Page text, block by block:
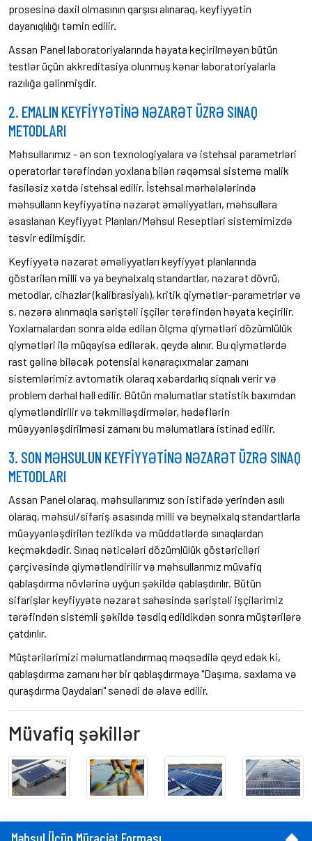
prosesinə daxil olmasının qarşısı alınaraq, keyfiyyətin
dayanıqlılığı təmin edilir.
Assan Panel laboratoriyalarında həyata keçirilməyən bütün
testlər üçün akkreditasiya olunmuş kənar laboratoriyalarla
razılığa gəlinmişdir.
2. EMALIN KEYFİYYƏTİNƏ NƏZARƏT ÜZRƏ SINAQ
METODLARI
Məhsullarımız - ən son texnologiyalara və istehsal parametrləri
operatorlar tərəfindən yoxlana bilən rəqəmsal sistemə malik
fasiləsiz xətdə istehsal edilir. İstehsal mərhələlərində
məhsulların keyfiyyətinə nəzarət əməliyyatları, məhsullara
əsaslanan Keyfiyyət Planları/Məhsul Reseptləri sistemimizdə
təsvir edilmişdir.
Keyfiyyətə nəzarət əməliyyatları keyfiyyət planlarında
göstərilən milli və ya beynəlxalq standartlar, nəzarət dövrü,
metodlar, cihazlar (kalibrasiyalı), kritik qiymətlər-parametrlər və
s. nəzərə alınmaqla səriştəli işçilər tərəfindən həyata keçirilir.
Yoxlamalardan sonra əldə edilən ölçmə qiymətləri dözümlülük
qiymətləri ilə müqayisə edilərək, qeydə alınır. Bu qiymətlərdə
rast gəlinə biləcək potensial kənaraçıxmalar zamanı
sistemlərimiz avtomatik olaraq xəbərdarlıq siqnalı verir və
problem dərhal həll edilir. Bütün məlumatlar statistik baxımdan
qiymətləndirilir və təkmilləşdirmələr, hədəflərin
müəyyənləşdirilməsi zamanı bu məlumatlara istinad edilir.
3. SON MƏHSULUN KEYFİYYƏTİNƏ NƏZARƏT ÜZRƏ SINAQ
METODLARI
Assan Panel olaraq, məhsullarımız son istifadə yerindən asılı
olaraq, məhsul/sifariş əsasında milli və beynəlxalq standartlarla
müəyyənləşdirilən tezlikdə və müddətlərdə sınaqlardan
keçməkdədir. Sınaq nəticələri dözümlülük göstəriciləri
çərçivəsində qiymətləndirilir və məhsullarımız müvafiq
qablaşdırma növlərinə uyğun şəkildə qablaşdırılır. Bütün
sifarişlər keyfiyyətə nəzarət sahəsində səriştəli işçilərimiz
tərəfindən sistemli şəkildə təsdiq edildikdən sonra müştərilərə
çatdırılır.
Müştərilərimizi məlumatlandırmaq məqsədilə qeyd edək ki,
qablaşdırma zamanı hər bir qablaşdırmaya "Daşıma, saxlama və
quraşdırma Qaydaları" sənədi də əlavə edilir.
Müvafiq şəkillər